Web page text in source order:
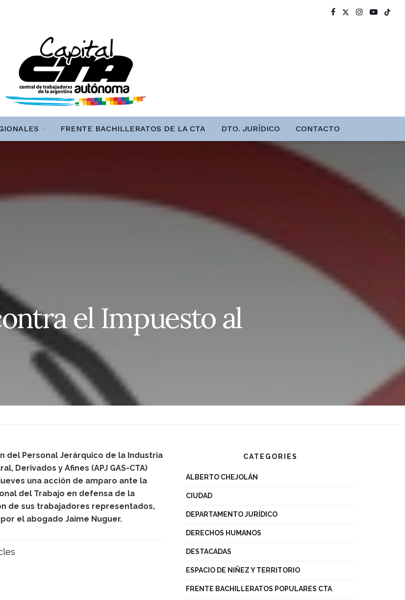
FRENTE BACHILLERATOS DE LA CTA DTO. JURÍDICO CONTACTO
el Impuesto al
del Personal Jerárquico de la Industria
Derivados y Afines (APJ GAS-CTA)
una acción de amparo ante la
del Trabajo en defensa de la
de sus trabajadores representados,
el abogado Jaime Nuguer.
CATEGORIES
ALBERTO CHEJOLÁN
CIUDAD
DEPARTAMENTO JURÍDICO
DERECHOS HUMANOS
DESTACADAS
ESPACIO DE NIÑEZ Y TERRITORIO
FRENTE BACHILLERATOS POPULARES CTA